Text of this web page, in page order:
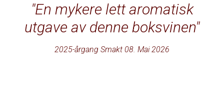
En mykere lett aromatisk
utgave av denne boksvinen
2025-årgang Smakt 08. Mai 2026